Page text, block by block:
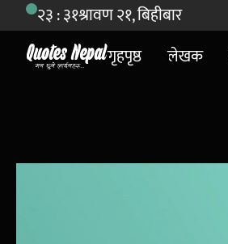
२३ : ३१श्रावण २१, बिहीबार
गृहपृष्ठ
लेखक